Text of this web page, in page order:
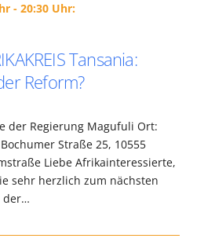
- 20:30 Uhr:
Tansania:
Reform?
der Regierung Magufuli Ort:
Straße 25, 10555
Liebe Afrikainteressierte,
sehr herzlich zum nächsten
der…